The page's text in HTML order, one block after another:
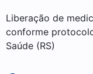
Liberação de
conforme
Saúde (RS)